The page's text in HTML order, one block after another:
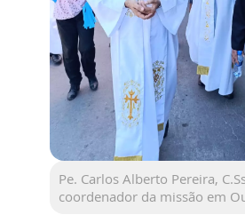
Pe. Carlos Alberto Pereira,
coordenador da missão em